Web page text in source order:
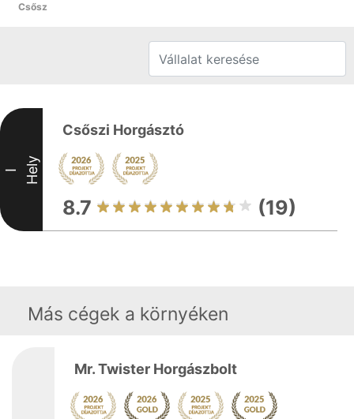
Csősz
I Hely
Csőszi Horgásztó
8.7 (19)
Más cégek a környéken
Mr. Twister Horgászbolt